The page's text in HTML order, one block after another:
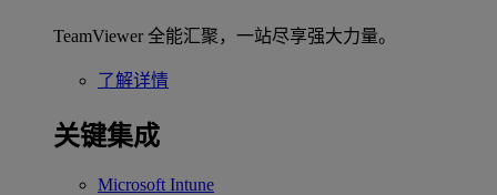
TeamViewer 全能汇聚，一站尽享强大力量。
了解详情
关键集成
Microsoft Intune